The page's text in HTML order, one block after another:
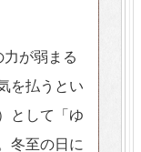
が弱まる
を払うとい
として「ゆ
冬至の日に